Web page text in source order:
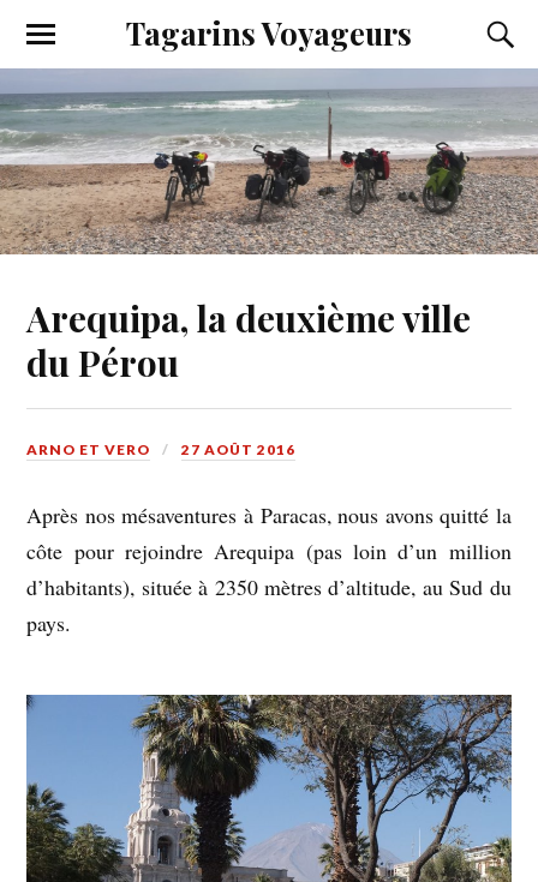
Tagarins Voyageurs
Arequipa, la deuxième ville
du Pérou
ARNO ET VERO 27 AOÛT 2016
Après nos mésaventures à Paracas, nous avons quitté la
côte pour rejoindre Arequipa (pas loin d’un million
d’habitants), située à 2350 mètres d’altitude, au Sud du
pays.